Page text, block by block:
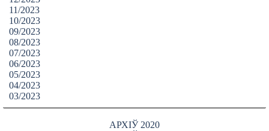
11/2023
10/2023
09/2023
08/2023
07/2023
06/2023
05/2023
04/2023
03/2023
АРХІЎ 2020